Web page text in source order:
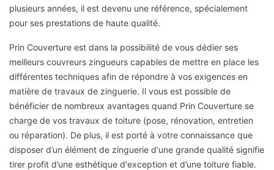
plusieurs années, il est devenu une référence, spécialement
pour ses prestations de haute qualité.
Prin Couverture est dans la possibilité de vous dédier ses
meilleurs couvreurs zingueurs capables de mettre en place les
différentes techniques afin de répondre à vos exigences en
matière de travaux de zinguerie. Il vous est possible de
bénéficier de nombreux avantages quand Prin Couverture se
charge de vos travaux de toiture (pose, rénovation, entretien
ou réparation). De plus, il est porté à votre connaissance que
disposer d’un élément de zinguerie d'une grande qualité signifie
tirer profit d’une esthétique d'exception et d’une toiture fiable.